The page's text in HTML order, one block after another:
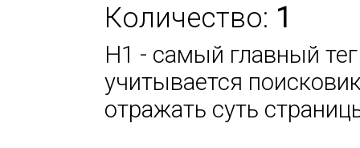
Количество: 1
H1 - самый главный
учитывается
отражать суть